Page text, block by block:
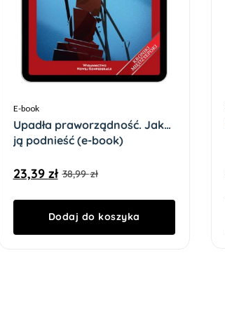
E-book
Upadła praworządność. Jak
ją podnieść (e-book)
38,99zł
23,39 zł
Dodaj do koszyka